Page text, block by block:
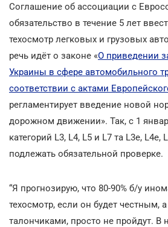
Соглашение об ассоциации с
обязательство в течение 5 лет
техосмотр легковых и грузовых
речь идёт о законе «О приведении
Украины в сфере автомобильного
соответствии с актами
регламентирует введение новой
дорожном движении». Так, с 1
категорий L3, L4, L5 и L7 та L3e, L4e,
подлежать обязательной проверке.
“Я прогнозирую, что 80-90% б/у
техосмотр, если он будет честным,
талончиками, просто не пройдут. В